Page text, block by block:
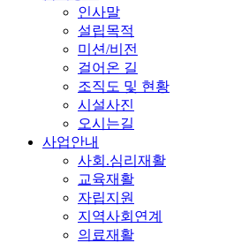
인사말
설립목적
미션/비전
걸어온 길
조직도 및 현황
시설사진
오시는길
사업안내
사회.심리재활
교육재활
자립지원
지역사회연계
의료재활